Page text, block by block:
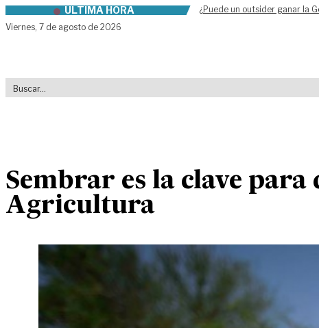
Skip to contentÚLTIMA HORA
¿Puede un outsider ganar la
Viernes, 7 de agosto de 2026
Sembrar es la clave
Agricultura